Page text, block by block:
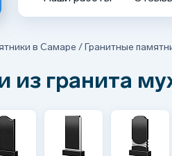
в Самаре /Гранитные
из гранита